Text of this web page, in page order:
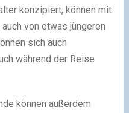
konzipiert, können mit
von etwas jüngeren
sich auch
während der Reise
können außerdem